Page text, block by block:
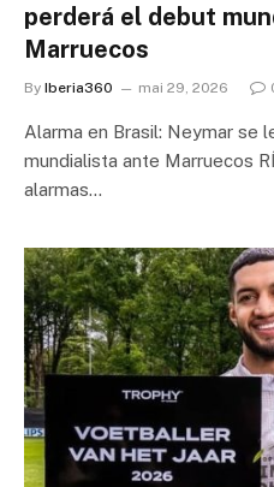
perderá el debut
Marruecos
By Iberia360 mai 29, 2026
Alarma en Brasil: Neymar se
mundialista ante Marruecos
alarmas…